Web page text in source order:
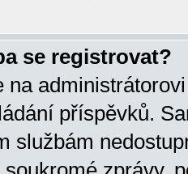
se registrovat?
na
příspěvků.
službám